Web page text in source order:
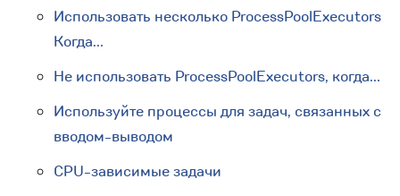
Использовать несколько ProcessPoolExecutors
Когда...
Не использовать ProcessPoolExecutors, когда...
Используйте процессы для задач, связанных с
вводом-выводом
CPU-зависимые задачи